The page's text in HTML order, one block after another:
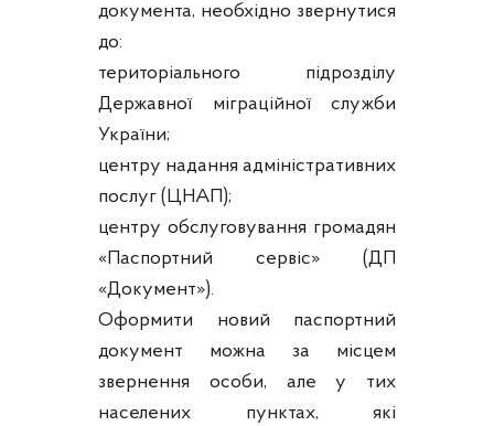
документа, необхідно звернутися
до:
територіального підрозділу
Державної міграційної служби
України;
центру надання адміністративних
послуг (ЦНАП);
центру обслуговування громадян
«Паспортний сервіс» (ДП
«Документ»).
Оформити новий паспортний
документ можна за місцем
звернення особи, але у тих
населених пунктах, які